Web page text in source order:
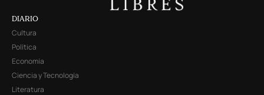
DIARIO
Cultura
Política
Economía
Ciencia y Tecnología
Literatura